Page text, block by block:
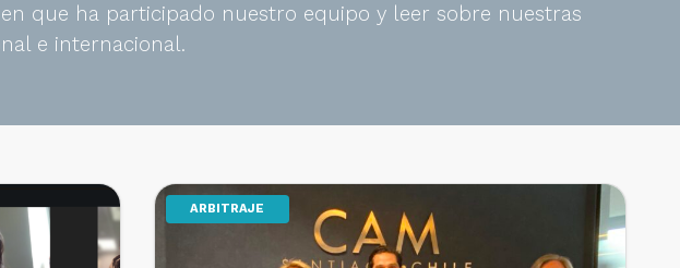
que ha participado nuestro equipo y leer sobre nuestras
e internacional.
ARBITRAJE